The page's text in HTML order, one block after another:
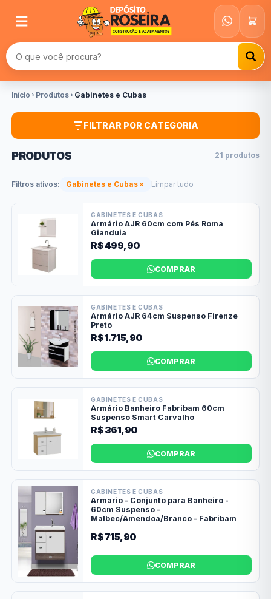
Buscar produtos
Início Produtos Gabinetes e Cubas
FILTRAR POR CATEGORIA
PRODUTOS 21 produtos
Filtros ativos: Gabinetes e Cubas Limpar tudo
GABINETES E CUBAS
Armário AJR 60cm com Pés Roma
Gianduia
R$ 499,90
COMPRAR
GABINETES E CUBAS
Armário AJR 64cm Suspenso Firenze
Preto
R$ 1.715,90
COMPRAR
GABINETES E CUBAS
Armário Banheiro Fabribam 60cm
Suspenso Smart Carvalho
R$ 361,90
COMPRAR
GABINETES E CUBAS
Armario - Conjunto para Banheiro -
60cm Suspenso -
Malbec/Amendoa/Branco - Fabribam
R$ 715,90
COMPRAR